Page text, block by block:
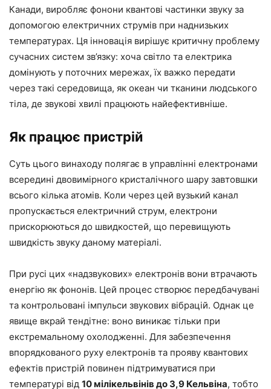
Канади, виробляє фонони квантові частинки звуку за
допомогою електричних струмів при наднизьких
температурах. Ця інновація вирішує критичну проблему
сучасних систем зв’язку: хоча світло та електрика
домінують у поточних мережах, їх важко передати
через такі середовища, як океан чи тканини людського
тіла, де звукові хвилі працюють найефективніше.
Як працює пристрій
Суть цього винаходу полягає в управлінні електронами
всередині двовимірного кристалічного шару завтовшки
всього кілька атомів. Коли через цей вузький канал
пропускається електричний струм, електрони
прискорюються до швидкостей, що перевищують
швидкість звуку даному матеріалі.
При русі цих «надзвукових» електронів вони втрачають
енергію як фононів. Цей процес створює передбачувані
та контрольовані імпульси звукових вібрацій. Однак це
явище вкрай тендітне: воно виникає тільки при
екстремальному охолодженні. Для забезпечення
впорядкованого руху електронів та прояву квантових
ефектів пристрій повинен підтримуватися при
температурі від 10 мілікельвінів до 3,9 Кельвіна, тобто